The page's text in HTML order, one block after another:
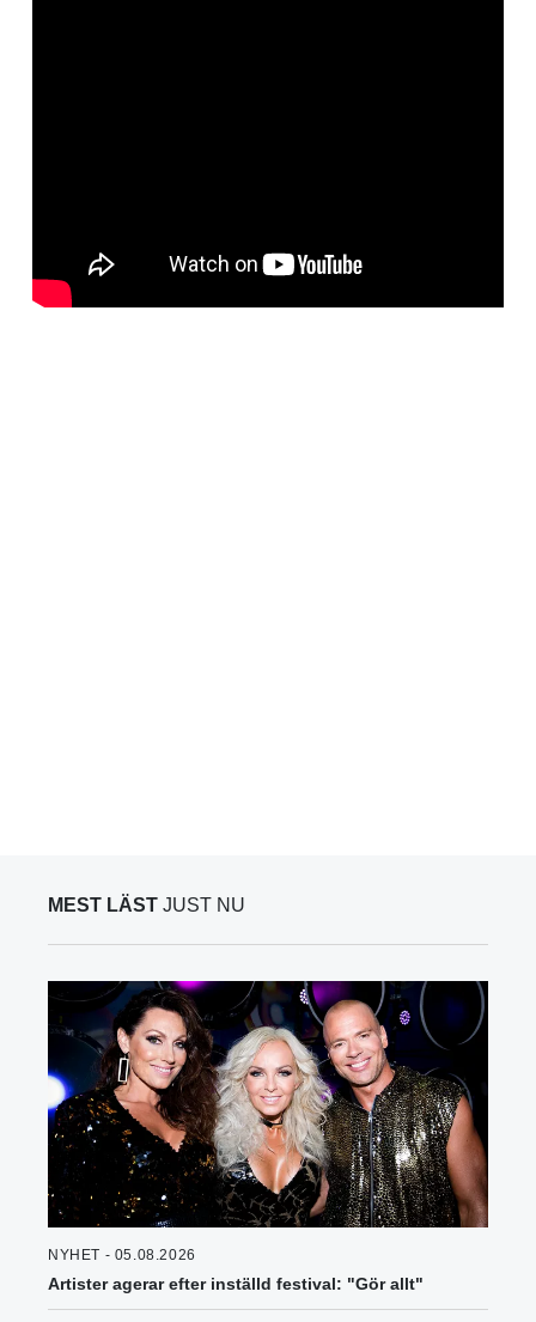
MEST LÄST JUST NU
NYHET - 05.08.2026
Artister agerar efter inställd festival: "Gör allt"